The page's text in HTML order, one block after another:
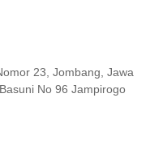
23, Jombang, Jawa
No 96 Jampirogo